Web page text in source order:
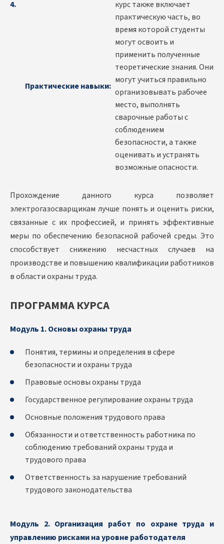
Практические навыки:
курс также включает
практическую часть, во
время которой студенты
могут освоить и
применить полученные
теоретические знания. Они
могут учиться правильно
организовывать рабочее
место, выполнять
сварочные работы с
соблюдением
безопасности, а также
оценивать и устранять
возможные опасности.
Прохождение данного курса позволяет
электрогазосварщикам лучше понять и оценить риски,
связанные с их профессией, и принять эффективные
меры по обеспечению безопасной рабочей среды. Это
способствует снижению несчастных случаев на
производстве и повышению квалификации работников
в области охраны труда.
ПРОГРАММА КУРСА
Модуль 1. Основы охраны труда
Понятия, термины и определения в сфере
безопасности и охраны труда
Правовые основы охраны труда
Государственное регулирование охраны труда
Основные положения трудового права
Обязанности и ответственность работника по
соблюдению требований охраны труда и
трудового права
Ответственность за нарушение требований
трудового законодательства
Модуль 2. Организация работ по охране труда и
управлению рисками на уровне работодателя